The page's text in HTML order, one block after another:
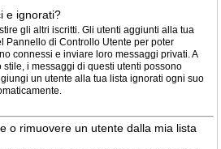
e ignorati?
gli altri iscritti. Gli utenti aggiunti alla tua
Pannello di Controllo Utente per poter
connessi e inviare loro messaggi privati. A
i messaggi di questi utenti possono
un utente alla tua lista ignorati ogni suo
o rimuovere un utente dalla mia lista